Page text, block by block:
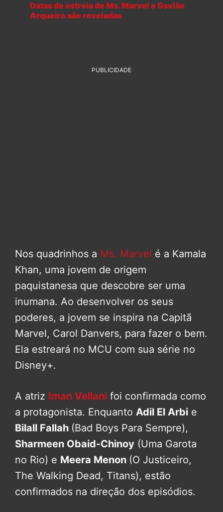
Datas de estreia de Ms. Marvel e Gavião
Arqueiro são reveladas
PUBLICIDADE
Nos quadrinhos a Ms. Marvel é a Kamala
Khan, uma jovem de origem
paquistanesa que descobre ser uma
inumana. Ao desenvolver os seus
poderes, a jovem se inspira na Capitã
Marvel, Carol Danvers, para fazer o bem.
Ela estreará no MCU com sua série no
Disney+.
A atriz Iman Vellani foi confirmada como
a protagonista. Enquanto Adil El Arbi e
Bilall Fallah (Bad Boys Para Sempre),
Sharmeen Obaid-Chinoy (Uma Garota
no Rio) e Meera Menon (O Justiceiro,
The Walking Dead, Titans), estão
confirmados na direção dos episódios.